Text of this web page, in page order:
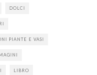
DOLCI
PIANTE E VASI
LIBRO